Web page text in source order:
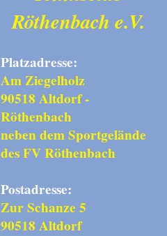
Röthenbach e.V.
Platzadresse:
Am Ziegelholz
90518 Altdorf -
Röthenbach
neben dem Sportgelände
des FV Röthenbach
Postadresse:
Zur Schanze 5
90518 Altdorf